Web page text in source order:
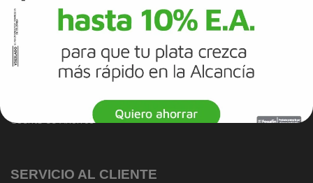
Mapa del sitio
Términos y Condiciones
Información Legal
Cuenta de Ahorros
SERVICIO AL CLIENTE